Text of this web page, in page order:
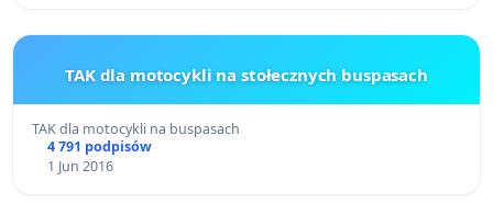
TAK dla motocykli na stołecznych buspasach
TAK dla motocykli na buspasach
4 791 podpisów
1 Jun 2016